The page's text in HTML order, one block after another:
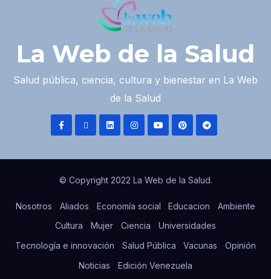
La Web de la Salud
Salud pública, ciencia, cultura y bienestar en La Web
de la Salud
© Copyright 2022 La Web de la Salud.
Nosotros Aliados Economía social Educacion
Ambiente
Cultura
Mujer Ciencia
Universidades
Tecnología e innovación
Salud Pública Vacunas
Opinión
Noticias
Edición Venezuela